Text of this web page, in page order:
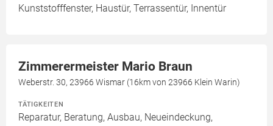
Kunststofffenster, Haustür, Terrassentür, Innentür
Zimmerermeister Mario Braun
Weberstr. 30, 23966 Wismar (16km von 23966 Klein Warin)
TÄTIGKEITEN
Reparatur, Beratung, Ausbau, Neueindeckung,